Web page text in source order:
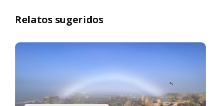
Relatos sugeridos